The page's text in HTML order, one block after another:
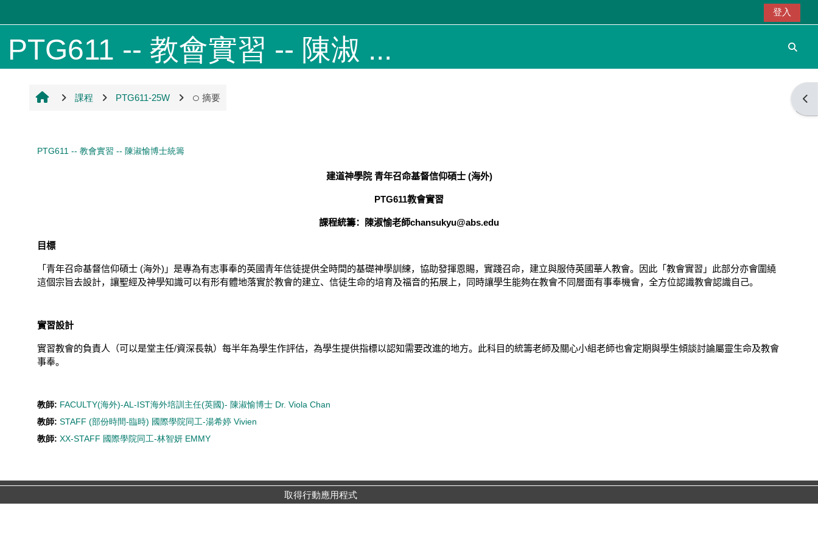
登入
PTG611 -- 教會實習 -- 陳淑 ...
開
課程 PTG611-25W 摘要
PTG611 -- 教會實習 -- 陳淑愉博士統籌
建道神學院 青年召命基督信仰碩士(海外)
PTG611教會實習
課程統籌：陳淑愉老師chansukyu@abs.edu
目標
「青年召命基督信仰碩士 (海外) 」是專為有志事奉的英國青年信徒提供全時間的基礎神學訓練，協助發揮恩賜，實踐召命，建立與服侍英國華人教會。因此「教會實習」此部分亦會圍繞
這個宗旨去設計，讓聖經及神學知識可以有形有體地落實於教會的建立、信徒生命的培育及福音的拓展上，同時讓學生能夠在教會不同層面有事奉機會，全方位認識教會認識自己。
實習設計
實習教會的負責人（可以是堂主任/資深長執）每半年為學生作評估，為學生提供指標以認知需要改進的地方。此科目的統籌老師及關心小組老師也會定期與學生傾談討論屬靈生命及教會
事奉。
教師: FACULTY(海外)-AL-IST海外培訓主任(英國)- 陳淑愉博士 Dr. Viola Chan
教師:STAFF (部份時間-臨時) 國際學院同工-湯希婷 Vivien
教師:XX-STAFF 國際學院同工-林智妍 EMMY
取得行動應用程式